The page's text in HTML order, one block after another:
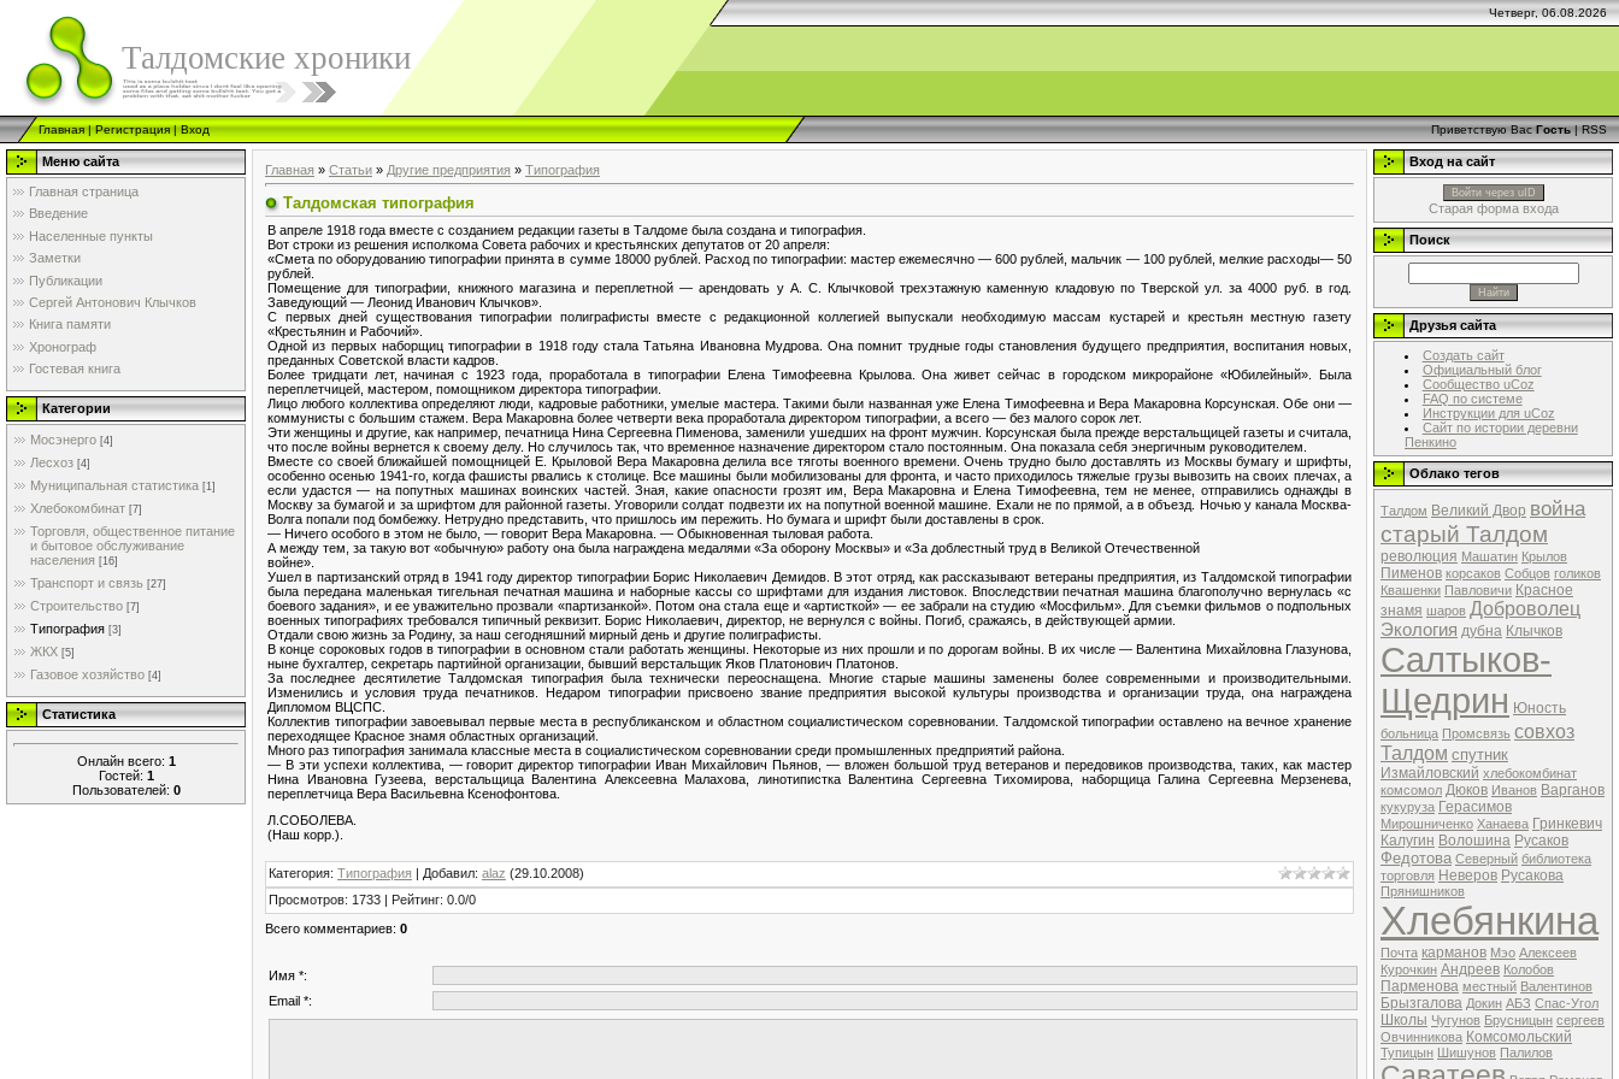
Четверг, 06.08.2026
Талдомские хроники
Главная|Регистрация|Вход Приветствую Вас Гость|RSS
Меню сайта
Главная страница
Введение
Населенные пункты
Заметки
Публикации
Сергей Антонович Клычков
Книга памяти
Хронограф
Гостевая книга
Категории
Мосэнерго [4]
Лесхоз [4]
Муниципальная статистика [1]
Хлебокомбинат [7]
Торговля, общественное питание
и бытовое обслуживание
населения [16]
Транспорт и связь [27]
Строительство [7]
Типография [3]
ЖКХ [5]
Газовое хозяйство [4]
Статистика
Онлайн всего: 1
Гостей: 1
Пользователей: 0
Главная » Статьи » Другие предприятия » Типография
Талдомская типография
В апреле 1918 года вместе с созданием редакции газеты в Талдоме была создана и типография.
Вот строки из решения исполкома Совета рабочих и крестьянских депутатов от 20 апреля:
«Смета по оборудованию типографии принята в сумме 18000 рублей. Расход по типографии: мастер ежемесячно — 600 рублей, мальчик — 100 рублей, мелкие расходы— 50
рублей.
Помещение для типографии, книжного магазина и переплетной — арендовать у А. С. Клычковой трехэтажную каменную кладовую по Тверской ул. за 4000 руб. в год.
Заведующий — Леонид Иванович Клычков».
С первых дней существования типографии полиграфисты вместе с редакционной коллегией выпускали необходимую массам кустарей и крестьян местную газету
«Крестьянин и Рабочий».
Одной из первых наборщиц типографии в 1918 году стала Татьяна Ивановна Мудрова. Она помнит трудные годы становления будущего предприятия, воспитания новых,
преданных Советской власти кадров.
Более тридцати лет, начиная с 1923 года, проработала в типографии Елена Тимофеевна Крылова. Она живет сейчас в городском микрорайоне «Юбилейный». Была
переплетчицей, мастером, помощником директора типографии.
Лицо любого коллектива определяют люди, кадровые работники, умелые мастера. Такими были названная уже Елена Тимофеевна и Вера Макаровна Корсунская. Обе они —
коммунисты с большим стажем. Вера Макаровна более четверти века проработала директором типографии, а всего — без малого сорок лет.
Эти женщины и другие, как например, печатница Нина Сергеевна Пименова, заменили ушедших на фронт мужчин. Корсунская была прежде верстальщицей газеты и считала,
что после войны вернется к своему делу. Но случилось так, что временное назначение директором стало постоянным. Она показала себя энергичным руководителем.
Вместе со своей ближайшей помощницей Е. Крыловой Вера Макаровна делила все тяготы военного времени. Очень трудно было доставлять из Москвы бумагу и шрифты,
особенно осенью 1941-го, когда фашисты рвались к столице. Все машины были мобилизованы для фронта, и часто приходилось тяжелые грузы вывозить на своих плечах, а
если удастся — на попутных машинах воинских частей. Зная, какие опасности грозят им, Вера Макаровна и Елена Тимофеевна, тем не менее, отправились однажды в
Москву за бумагой и за шрифтом для районной газеты. Уговорили солдат подвезти их на попутной военной машине. Ехали не по прямой, а в объезд. Ночью у канала Москва-
Волга попали под бомбежку. Нетрудно представить, что пришлось им пережить. Но бумага и шрифт были доставлены в срок.
— Ничего особого в этом не было, — говорит Вера Макаровна. — Обыкновенная тыловая работа.
А между тем, за такую вот «обычную» работу она была награждена медалями «За оборону Москвы» и «За доблестный труд в Великой Отечественной
войне».
Ушел в партизанский отряд в 1941 году директор типографии Борис Николаевич Демидов. В этот отряд, как рассказывают ветераны предприятия, из Талдомской типографии
была передана маленькая тигельная печатная машина и наборные кассы со шрифтами для издания листовок. Впоследствии печатная машина благополучно вернулась «с
боевого задания», и ее уважительно прозвали «партизанкой». Потом она стала еще и «артисткой» — ее забрали на студию «Мосфильм». Для съемки фильмов о подпольных
военных типографиях требовался типичный реквизит. Борис Николаевич, директор, не вернулся с войны. Погиб, сражаясь, в действующей армии.
Отдали свою жизнь за Родину, за наш сегодняшний мирный день и другие полиграфисты.
В конце сороковых годов в типографии в основном стали работать женщины. Некоторые из них прошли и по дорогам войны. В их числе — Валентина Михайловна Глазунова,
ныне бухгалтер, секретарь партийной организации, бывший верстальщик Яков Платонович Платонов.
За последнее десятилетие Талдомская типография была технически переоснащена. Многие старые машины заменены более современными и производительными.
Изменились и условия труда печатников. Недаром типографии присвоено звание предприятия высокой культуры производства и организации труда, она награждена
Дипломом ВЦСПС.
Коллектив типографии завоевывал первые места в республиканском и областном социалистическом соревновании. Талдомской типографии оставлено на вечное хранение
переходящее Красное знамя областных организаций.
Много раз типография занимала классные места в социалистическом соревновании среди промышленных предприятий района.
— В эти успехи коллектива, — говорит директор типографии Иван Михайлович Пьянов, — вложен большой труд ветеранов и передовиков производства, таких, как мастер
Нина Ивановна Гузеева, верстальщица Валентина Алексеевна Малахова, линотипистка Валентина Сергеевна Тихомирова, наборщица Галина Сергеевна Мерзенева,
переплетчица Вера Васильевна Ксенофонтова.
Л.СОБОЛЕВА.
(Наш корр.).
Категория: Типография | Добавил: alaz (29.10.2008)
Просмотров: 1733 | Рейтинг: 0.0/0
Всего комментариев: 0
Имя *:
Email *:
Вход на сайт
Войти через uID
Старая форма входа
Поиск
Друзья сайта
Создать сайт
Официальный блог
Сообщество uCoz
FAQ по системе
Инструкции для uCoz
Сайт по истории деревни
Пенкино
Облако тегов
Талдом Великий Двор война
старый Талдом
революция Машатин Крылов
Пименов корсаков Собцов голиков
Квашенки Павловичи Красное
знамя шаров Доброволец
Экология дубна Клычков
Салтыков-
Щедрин Юность
больница Промсвязь совхоз
Талдом спутник
Измайловский хлебокомбинат
комсомол Дюков Иванов Варганов
кукуруза Герасимов
Мирошниченко Ханаева Гринкевич
Калугин Волошина Русаков
Федотова Северный библиотека
торговля Неверов Русакова
Прянишников
Хлебянкина
Почта карманов Мэо Алексеев
Курочкин Андреев Колобов
Парменова местный Валентинов
Брызгалова Докин АБЗ Спас-Угол
Школы Чугунов Брусницын сергеев
Овчинникова Комсомольский
Тупицын Шишунов Палилов